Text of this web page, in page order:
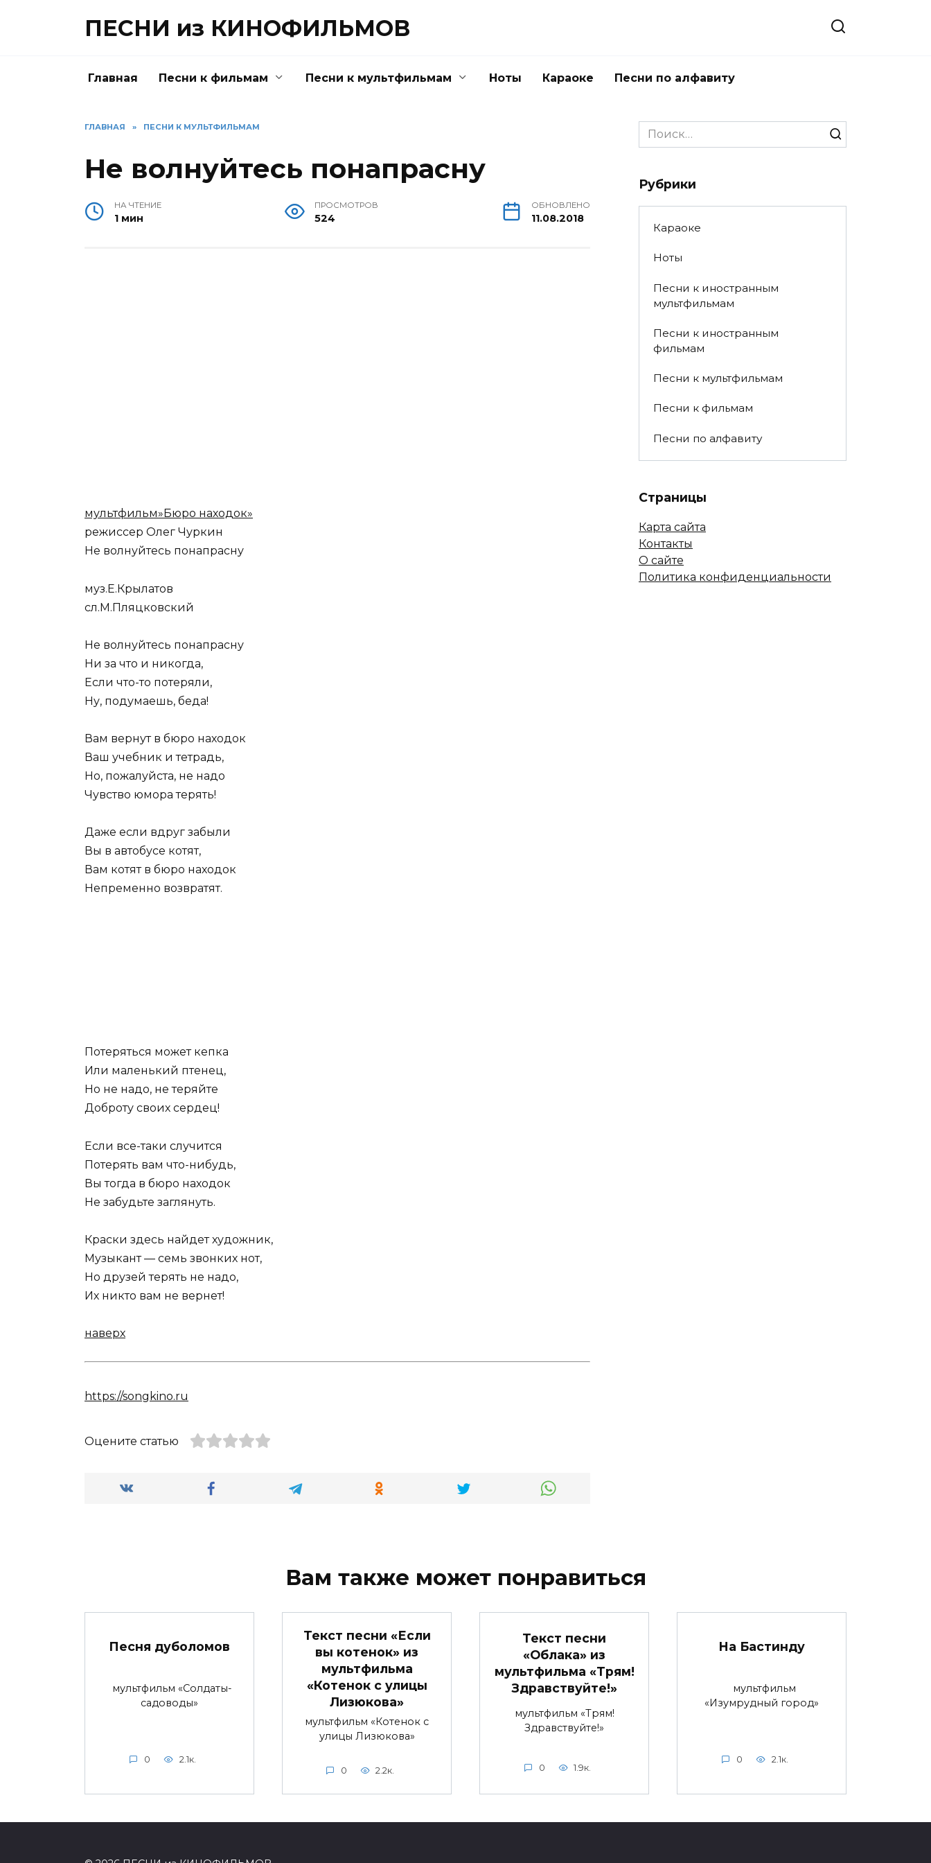
ПЕСНИ из КИНОФИЛЬМОВ
Главная Песни к фильмам Песни к мультфильмам Ноты Караоке Песни по алфавиту
ГЛАВНАЯ » ПЕСНИ К МУЛЬТФИЛЬМАМ
Не волнуйтесь понапрасну
НА ЧТЕНИЕ
1 мин
ПРОСМОТРОВ
524
ОБНОВЛЕНО
11.08.2018
мультфильм»Бюро находок»
режиссер Олег Чуркин
Не волнуйтесь понапрасну
муз.Е.Крылатов
сл.М.Пляцковский
Не волнуйтесь понапрасну
Ни за что и никогда,
Если что-то потеряли,
Ну, подумаешь, беда!
Вам вернут в бюро находок
Ваш учебник и тетрадь,
Но, пожалуйста, не надо
Чувство юмора терять!
Даже если вдруг забыли
Вы в автобусе котят,
Вам котят в бюро находок
Непременно возвратят.
Потеряться может кепка
Или маленький птенец,
Но не надо, не теряйте
Доброту своих сердец!
Если все-таки случится
Потерять вам что-нибудь,
Вы тогда в бюро находок
Не забудьте заглянуть.
Краски здесь найдет художник,
Музыкант — семь звонких нот,
Но друзей терять не надо,
Их никто вам не вернет!
наверх
https://songkino.ru
Оцените статью
Search
for:
Рубрики
Караоке
Ноты
Песни к иностранным
мультфильмам
Песни к иностранным
фильмам
Песни к мультфильмам
Песни к фильмам
Песни по алфавиту
Страницы
Карта сайта
Контакты
О сайте
Политика конфиденциальности
Вам также может понравиться
Песня дуболомов
мультфильм «Солдаты-
садоводы»
0 2.1к.
Текст песни «Если
вы котенок» из
мультфильма
«Котенок с улицы
Лизюкова»
мультфильм «Котенок с
улицы Лизюкова»
0 2.2к.
Текст песни
«Облака» из
мультфильма «Трям!
Здравствуйте!»
мультфильм «Трям!
Здравствуйте!»
0 1.9к.
На Бастинду
мультфильм
«Изумрудный город»
0 2.1к.